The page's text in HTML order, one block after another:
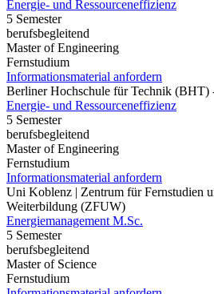
Energie- und Ressourceneffizienz
5 Semester
berufsbegleitend
Master of Engineering
Fernstudium
Informationsmaterial anfordern
Berliner Hochschule für Technik (BHT)
Energie- und Ressourceneffizienz
5 Semester
berufsbegleitend
Master of Engineering
Fernstudium
Informationsmaterial anfordern
Uni Koblenz | Zentrum für Fernstudien
Weiterbildung (ZFUW)
Energiemanagement M.Sc.
5 Semester
berufsbegleitend
Master of Science
Fernstudium